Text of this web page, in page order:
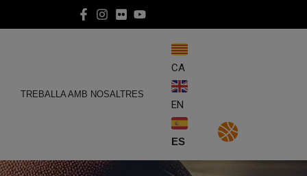
TREBALLA AMB NOSALTRES
CA
EN
ES